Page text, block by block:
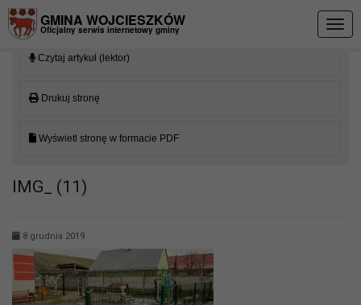
GMINA WOJCIESZKÓW
Oficjalny serwis internetowy gminy
Czytaj artykuł (lektor)
Drukuj stronę
Wyświetl stronę w formacie PDF
IMG_ (11)
8 grudnia 2019